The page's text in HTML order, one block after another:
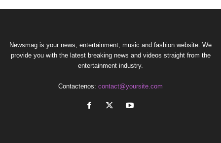
Newsmag is your news, entertainment, music and fashion website. We
provide you with the latest breaking news and videos straight from the
entertainment industry.
Contactenos: contact@yoursite.com